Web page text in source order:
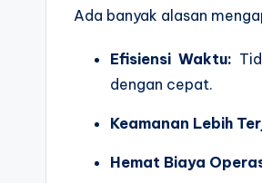
Ada banyak alasan
Efisiensi Waktu:
dengan cepat.
Keamanan Lebih
Hemat Biaya